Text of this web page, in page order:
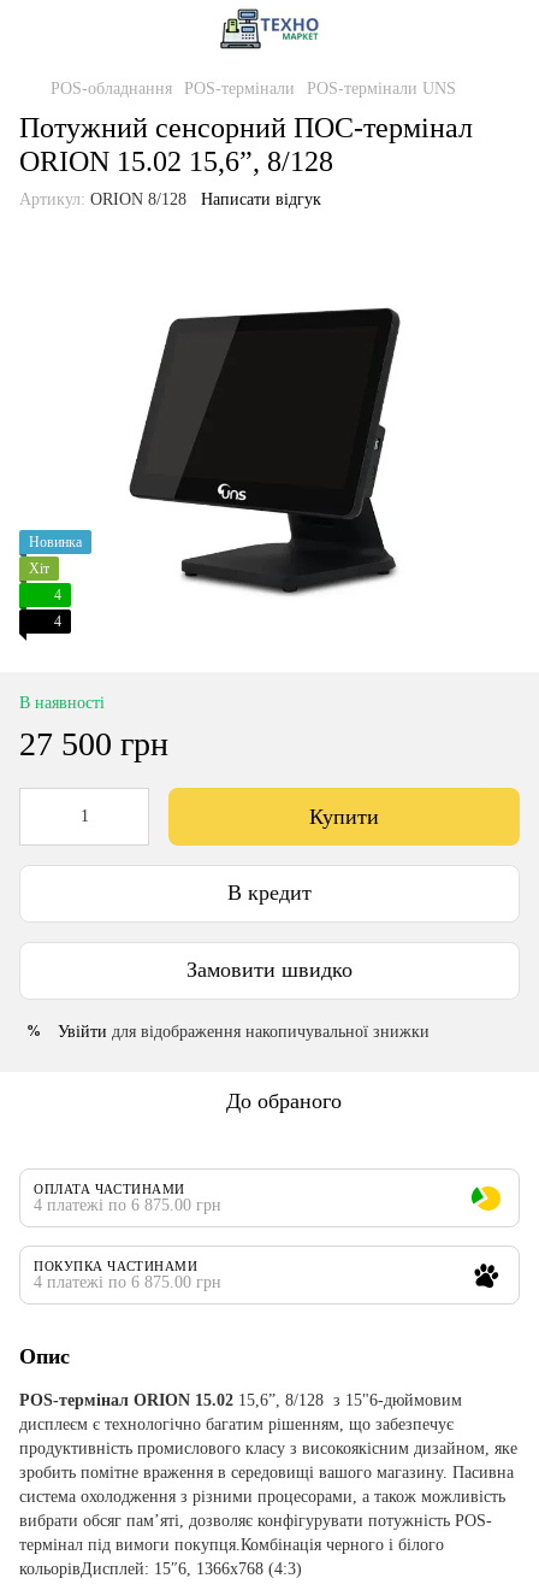
POS-обладнання POS-термінали POS-термінали UNS
Потужний сенсорний ПОС-термінал
ORION 15.02 15,6”, 8/128
Артикул: ORION 8/128 Написати відгук
Новинка
Хіт
4
4
В наявності
27 500 грн
Купити
В кредит
Замовити швидко
% Увійти для відображення накопичувальної знижки
До обраного
ОПЛАТА ЧАСТИНАМИ
4 платежі по 6 875.00 грн
ПОКУПКА ЧАСТИНАМИ
4 платежі по 6 875.00 грн
Опис
POS-термінал ORION 15.02 15,6”, 8/128 з 15"6-дюймовим
дисплеєм є технологічно багатим рішенням, що забезпечує
продуктивність промислового класу з високоякісним дизайном, яке
зробить помітне враження в середовищі вашого магазину. Пасивна
система охолодження з різними процесорами, а також можливість
вибрати обсяг пам’яті, дозволяє конфігурувати потужність POS-
термінал під вимоги покупця.Комбінація черного і білого
кольорівДисплей: 15″6, 1366х768 (4:3)